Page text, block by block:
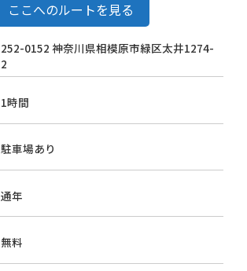
ここへのルートを見る
252-0152 神奈川県相模原市緑区太井1274-
2
1時間
駐車場あり
通年
無料